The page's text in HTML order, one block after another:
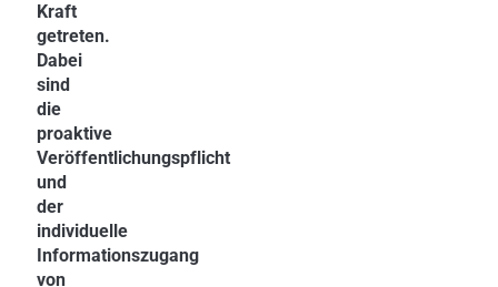
Kraft
getreten.
Dabei
sind
die
proaktive
Veröffentlichungspflicht
und
der
individuelle
Informationszugang
von